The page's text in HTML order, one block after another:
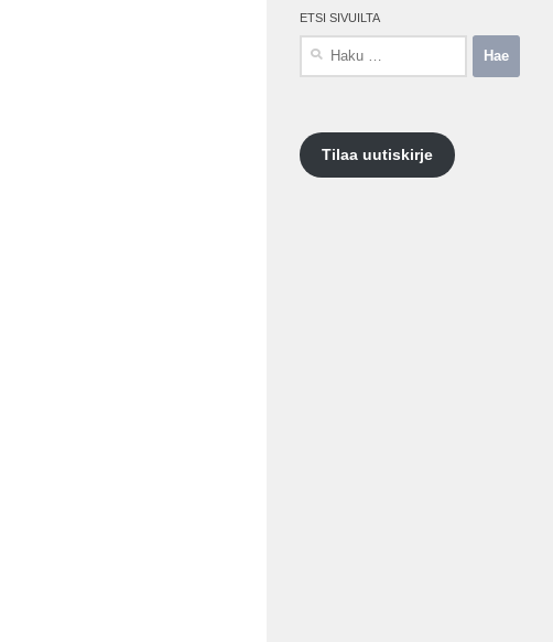
ETSI SIVUILTA
Tilaa uutiskirje